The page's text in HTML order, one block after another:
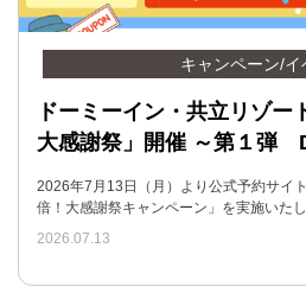
キャンペーン/イ
ドーミーイン・共立リゾー
大感謝祭」開催 ～第１弾
2026年7月13日（月）より公式予約サイ
倍！大感謝祭キャンペーン」を実施いた
2026.07.13